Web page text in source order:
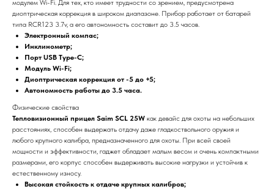
модулем Wi-Fi. Для тех, кто имеет трудности со зрением, предусмотрена
диоптрическая коррекция в широком диапазоне. Прибор работает от батарей
типа RCR123 3.7v, а его автономность составит до 3.5 часов.
Электронный компас;
Инклинометр;
Порт USB Type-C;
Модуль Wi-Fi;
Диоптрическая коррекция от -5 до +5;
Автономность работы до 3.5 часа.
Физические свойства
Тепловизионный прицел Saim SCL 25W как девайс для охоты на небольших
расстояниях, способен выдержать отдачу даже гладкоствольного оружия и
любого крупного калибра, предназначенного для охоты. При всей своей
мощности и эффективности, гаджет обладает малым весом и очень компактными
размерами, его корпус способен выдерживать высокие нагрузки и устойчив к
естественному износу.
Высокая стойкость к отдаче крупных калибров;